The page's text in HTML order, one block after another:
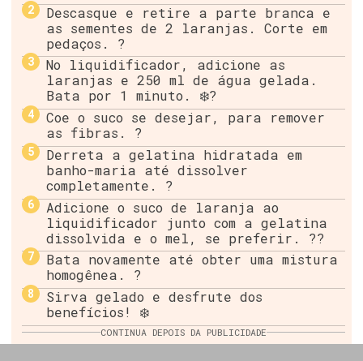
Descasque e retire a parte branca e
as sementes de 2 laranjas. Corte em
pedaços. ?
No liquidificador, adicione as
laranjas e 250 ml de água gelada.
Bata por 1 minuto. ❄️?
Coe o suco se desejar, para remover
as fibras. ?
Derreta a gelatina hidratada em
banho-maria até dissolver
completamente. ?
Adicione o suco de laranja ao
liquidificador junto com a gelatina
dissolvida e o mel, se preferir. ??
Bata novamente até obter uma mistura
homogênea. ?
Sirva gelado e desfrute dos
benefícios! ❄️
CONTINUA DEPOIS DA PUBLICIDADE